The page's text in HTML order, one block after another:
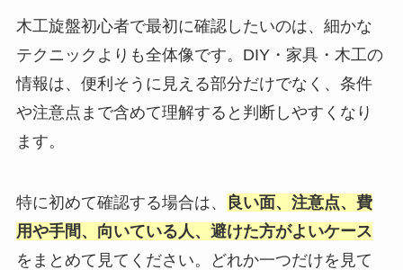
木工旋盤初心者で最初に確認したいのは、細かな
テクニックよりも全体像です。DIY・家具・木工の
情報は、便利そうに見える部分だけでなく、条件
や注意点まで含めて理解すると判断しやすくなり
ます。
特に初めて確認する場合は、
良い面、注意点、費
用や手間、向いている人、避けた方がよいケース
をまとめて見てください。どれか一つだけを見て